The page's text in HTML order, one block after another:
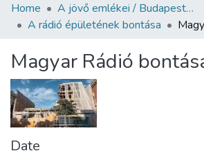
Communities & Collections
Statistics
About us
Home
A jövő emlékei / Budapest ma
A rádió épületének bontása
Magyar Rádió
Date